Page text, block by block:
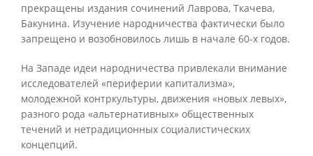
прекращены издания сочинений Лаврова, Ткачева,
Бакунина. Изучение народничества фактически было
запрещено и возобновилось лишь в начале 60-х годов.
На Западе идеи народничества привлекали внимание
исследователей «периферии капитализма»,
молодежной контркультуры, движения «новых левых»,
разного рода «альтернативных» общественных
течений и нетрадиционных социалистических
концепций.